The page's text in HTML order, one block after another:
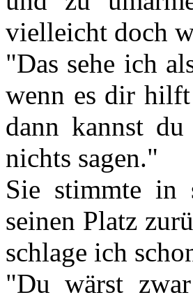
vielleicht doch
"Das sehe ich
wenn es dir hilft
dann kannst
nichts sagen."
Sie stimmte in
seinen Platz
schlage ich
"Du wärst